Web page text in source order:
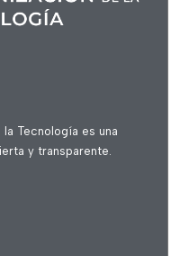
Tecnología es una
y transparente.